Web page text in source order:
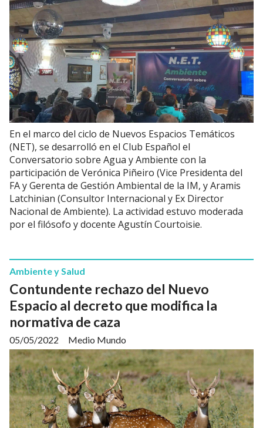
En el marco del ciclo de Nuevos Espacios Temáticos
(NET), se desarrolló en el Club Español el
Conversatorio sobre Agua y Ambiente con la
participación de Verónica Piñeiro (Vice Presidenta del
FA y Gerenta de Gestión Ambiental de la IM, y Aramis
Latchinian (Consultor Internacional y Ex Director
Nacional de Ambiente). La actividad estuvo moderada
por el filósofo y docente Agustín Courtoisie.
Contundente rechazo del Nuevo
Espacio al decreto que modifica la
normativa de caza
Medio Mundo
Ambiente y Salud
05/05/2022